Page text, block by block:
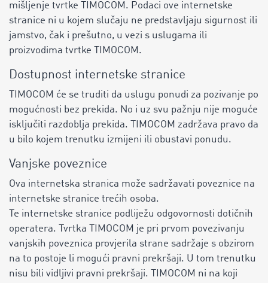
mišljenje tvrtke TIMOCOM. Podaci ove internetske
stranice ni u kojem slučaju ne predstavljaju sigurnost ili
jamstvo, čak i prešutno, u vezi s uslugama ili
proizvodima tvrtke TIMOCOM.
Dostupnost internetske stranice
TIMOCOM će se truditi da uslugu ponudi za pozivanje po
mogućnosti bez prekida. No i uz svu pažnju nije moguće
isključiti razdoblja prekida. TIMOCOM zadržava pravo da
u bilo kojem trenutku izmijeni ili obustavi ponudu.
Vanjske poveznice
Ova internetska stranica može sadržavati poveznice na
internetske stranice trećih osoba.
Te internetske stranice podliježu odgovornosti dotičnih
operatera. Tvrtka TIMOCOM je pri prvom povezivanju
vanjskih poveznica provjerila strane sadržaje s obzirom
na to postoje li mogući pravni prekršaji. U tom trenutku
nisu bili vidljivi pravni prekršaji. TIMOCOM ni na koji